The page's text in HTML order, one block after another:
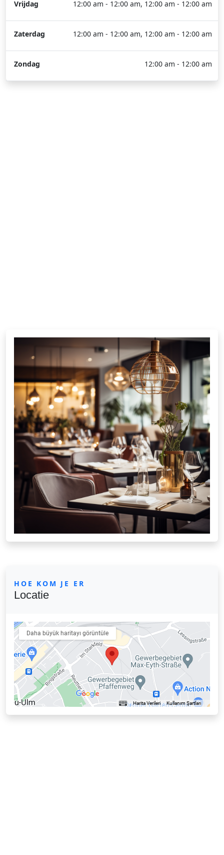
Vrijdag 12:00 am - 12:00 am, 12:00 am - 12:00 am
Zaterdag 12:00 am - 12:00 am, 12:00 am - 12:00 am
Zondag 12:00 am - 12:00 am
HOE KOM JE ER
Locatie